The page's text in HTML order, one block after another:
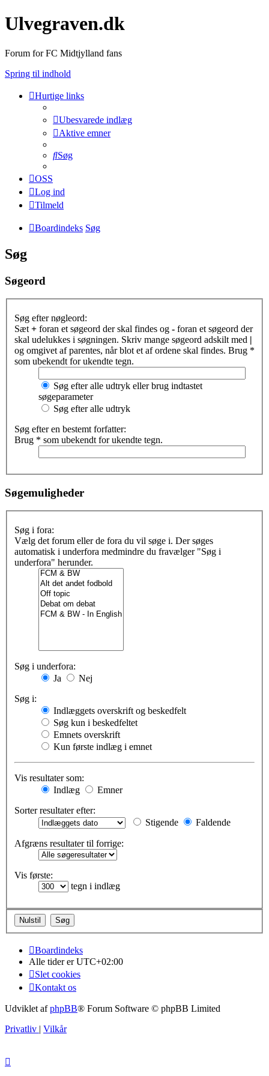
Ulvegraven.dk
Forum for FC Midtjylland fans
Spring til indhold
Hurtige links
Ubesvarede indlæg
Aktive emner
Søg
OSS
Log ind
Tilmeld
Boardindeks Søg
Søg
Søgeord
Søg efter nøgleord:
Sæt + foran et søgeord der skal findes og - foran et søgeord der
skal udelukkes i søgningen. Skriv mange søgeord adskilt med |
og omgivet af parentes, når blot et af ordene skal findes. Brug *
som ubekendt for ukendte tegn.
Søg efter alle udtryk eller brug indtastet
søgeparameter
Søg efter alle udtryk
Søg efter en bestemt forfatter:
Brug * som ubekendt for ukendte tegn.
Søgemuligheder
Søg i fora:
Vælg det forum eller de fora du vil søge i. Der søges
automatisk i underfora medmindre du fravælger "Søg i
underfora" herunder.
Søg i underfora:
Ja
Nej
Søg i:
Indlæggets overskrift og beskedfelt
Søg kun i beskedfeltet
Emnets overskrift
Kun første indlæg i emnet
Vis resultater som:
Indlæg
Emner
Sorter resultater efter:
Stigende
Faldende
Afgræns resultater til forrige:
Vis første:
tegn i indlæg
Boardindeks
Alle tider erUTC+02:00
Slet cookies
Kontakt os
Udviklet afphpBB® Forum Software © phpBB Limited
Privatliv | Vilkår